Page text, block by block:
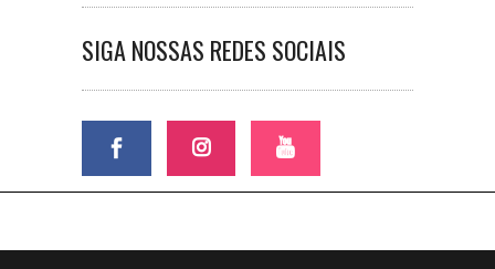
SIGA NOSSAS REDES SOCIAIS